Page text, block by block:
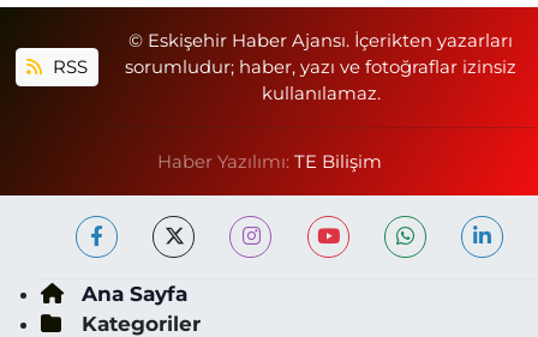
RSS
© Eskişehir Haber Ajansı. İçerikten yazarları
sorumludur; haber, yazı ve fotoğraflar izinsiz
kullanılamaz.
Haber Yazılımı: TE Bilişim
Ana Sayfa
Kategoriler